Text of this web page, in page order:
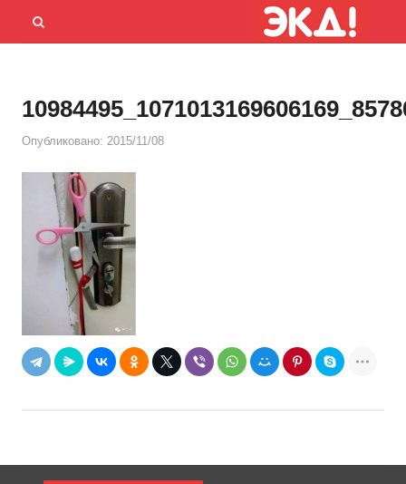
Menu
Открыть
Опубликовано: 2015/11/08